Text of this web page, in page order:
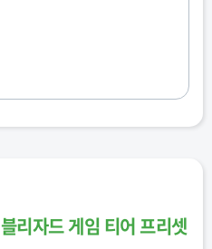
블리자드 게임 티어 프리셋